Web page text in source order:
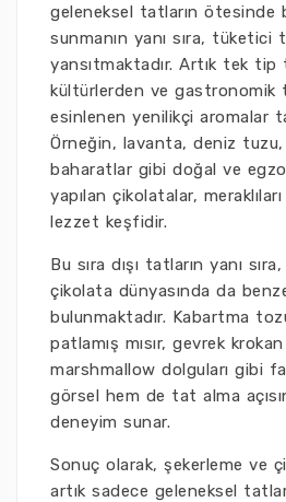
geleneksel tatların ötesinde
sunmanın yanı sıra, tüketici
yansıtmaktadır. Artık tek
kültürlerden ve gastronomik
esinlenen yenilikçi aromalar
Örneğin, lavanta, deniz
baharatlar gibi doğal ve
yapılan çikolatalar,
lezzet keşfidir.
Bu sıra dışı tatların yanı
çikolata dünyasında da
bulunmaktadır. Kabartma
patlamış mısır, gevrek
marshmallow dolguları gibi
görsel hem de tat alma
deneyim sunar.
Sonuç olarak, şekerleme ve
artık sadece geleneksel